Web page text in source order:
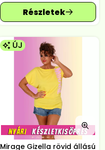
ÚJ
Mirage Gizella rövid állású